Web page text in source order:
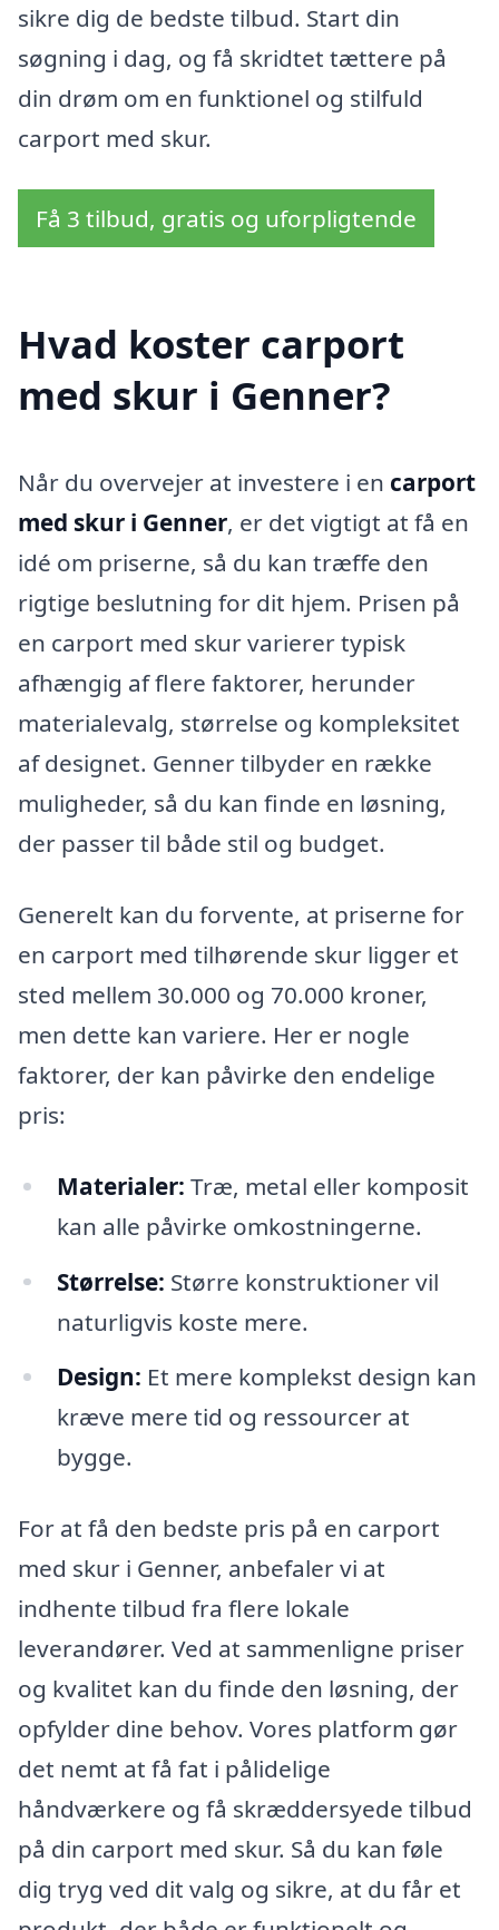
sikre dig de bedste tilbud. Start din
søgning i dag, og få skridtet tættere på
din drøm om en funktionel og stilfuld
carport med skur.
Få 3 tilbud, gratis og uforpligtende
Hvad koster carport
med skur i Genner?
Når du overvejer at investere i en carport
med skur i Genner, er det vigtigt at få en
idé om priserne, så du kan træffe den
rigtige beslutning for dit hjem. Prisen på
en carport med skur varierer typisk
afhængig af flere faktorer, herunder
materialevalg, størrelse og kompleksitet
af designet. Genner tilbyder en række
muligheder, så du kan finde en løsning,
der passer til både stil og budget.
Generelt kan du forvente, at priserne for
en carport med tilhørende skur ligger et
sted mellem 30.000 og 70.000 kroner,
men dette kan variere. Her er nogle
faktorer, der kan påvirke den endelige
pris:
Materialer: Træ, metal eller komposit
kan alle påvirke omkostningerne.
Størrelse: Større konstruktioner vil
naturligvis koste mere.
Design: Et mere komplekst design kan
kræve mere tid og ressourcer at
bygge.
For at få den bedste pris på en carport
med skur i Genner, anbefaler vi at
indhente tilbud fra flere lokale
leverandører. Ved at sammenligne priser
og kvalitet kan du finde den løsning, der
opfylder dine behov. Vores platform gør
det nemt at få fat i pålidelige
håndværkere og få skræddersyede tilbud
på din carport med skur. Så du kan føle
dig tryg ved dit valg og sikre, at du får et